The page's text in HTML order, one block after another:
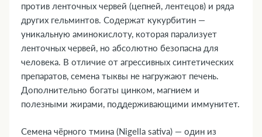
против ленточных червей (цепней, лентецов) и ряда
других гельминтов. Содержат кукурбитин —
уникальную аминокислоту, которая парализует
ленточных червей, но абсолютно безопасна для
человека. В отличие от агрессивных синтетических
препаратов, семена тыквы не нагружают печень.
Дополнительно богаты цинком, магнием и
полезными жирами, поддерживающими иммунитет.
Семена чёрного тмина (Nigella sativa) — один из